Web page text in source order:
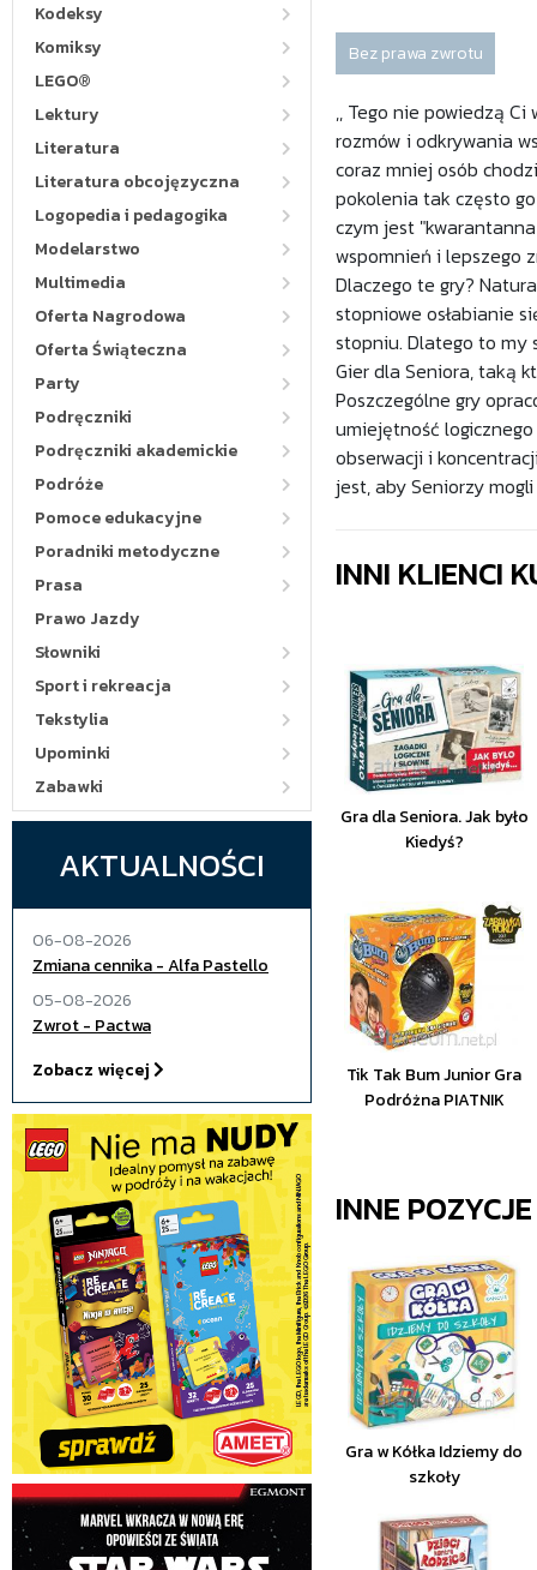
Kodeksy
Komiksy
LEGO®
Lektury
Literatura
Literatura obcojęzyczna
Logopedia i pedagogika
Modelarstwo
Multimedia
Oferta Nagrodowa
Oferta Świąteczna
Party
Podręczniki
Podręczniki akademickie
Podróże
Pomoce edukacyjne
Poradniki metodyczne
Prasa
Prawo Jazdy
Słowniki
Sport i rekreacja
Tekstylia
Upominki
Zabawki
AKTUALNOŚCI
06-08-2026
Zmiana cennika - Alfa Pastello
05-08-2026
Zwrot - Pactwa
Zobacz więcej
Bez prawa zwrotu
,, Tego nie powiedzą
rozmów i odkrywania
coraz mniej osób
pokolenia tak często
czym jest
wspomnień i lepszego
Dlaczego te gry?
stopniowe osłabianie
stopniu. Dlatego to my
Gier dla Seniora, taką
Poszczególne gry
umiejętność
obserwacji i
jest, aby Seniorzy
INNI KLIENCI
Gra dla Seniora. Jak było
Kiedyś?
Tik Tak Bum Junior Gra
Podróżna PIATNIK
INNE
Gra w Kółka Idziemy do
szkoły